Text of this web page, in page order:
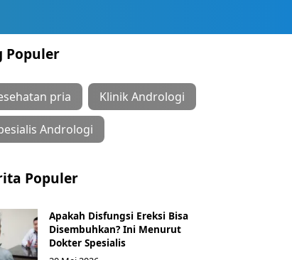
Populer
pria Klinik Andrologi
Andrologi
Populer
Apakah Disfungsi Ereksi Bisa
Disembuhkan? Ini Menurut
Dokter Spesialis